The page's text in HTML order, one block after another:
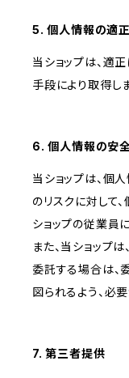
5. 個人情報の適
当ショップは、適
手段により取得し
6. 個人情報の安
当ショップは、個
のリスクに対して
ショップの従業員
また、当ショップ
委託する場合は、
図られるよう、必
7. 第三者提供